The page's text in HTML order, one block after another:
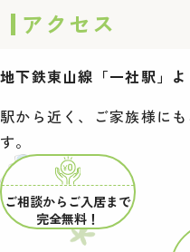
アクセス
地下鉄東山線「一社駅」
駅から近く、ご家族様に
す。
ご相談からご入居まで
完全無料！